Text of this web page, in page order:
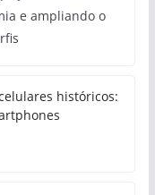
e ampliando o
históricos: